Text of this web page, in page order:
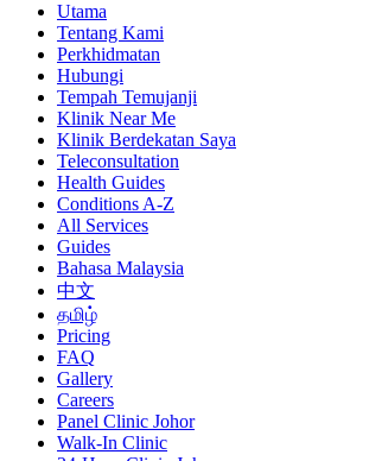
Utama
Tentang Kami
Perkhidmatan
Hubungi
Tempah Temujanji
Klinik Near Me
Klinik Berdekatan Saya
Teleconsultation
Health Guides
Conditions A-Z
All Services
Guides
Bahasa Malaysia
中文
தமிழ்
Pricing
FAQ
Gallery
Careers
Panel Clinic Johor
Walk-In Clinic